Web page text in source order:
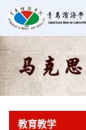
教育教学